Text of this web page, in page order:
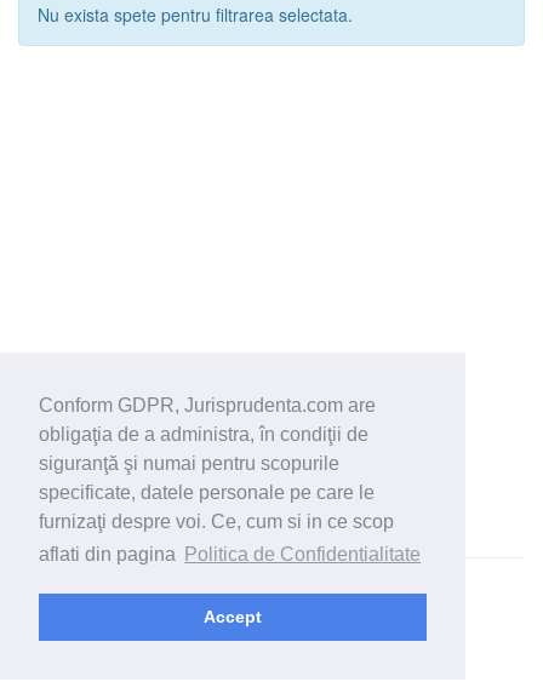
Conform GDPR, Jurisprudenta.com are
obligaţia de a administra, în condiţii de
siguranţă şi numai pentru scopurile
specificate, datele personale pe care le
furnizaţi despre voi. Ce, cum si in ce scop
aflati din pagina
Politica de Confidentialitate
Accept
Nu exista spete pentru filtrarea selectata.
© 2026 - Jurisprudenta.com -Cautare-Termeni si conditii